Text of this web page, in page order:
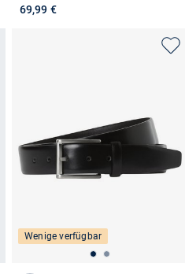
69,99 €
Wenige verfügbar